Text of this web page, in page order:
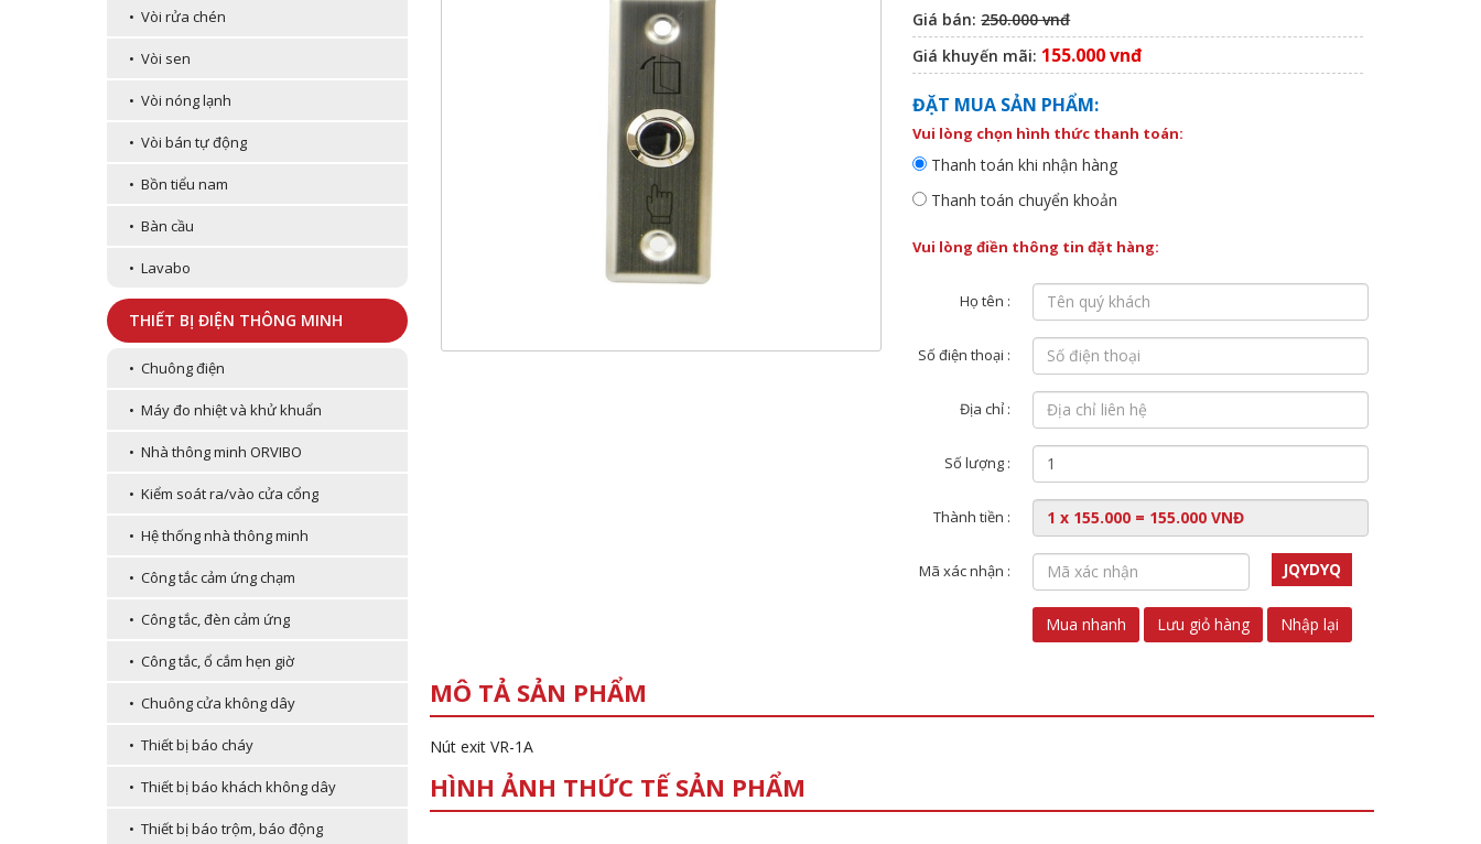
• Vòi rửa chén
• Vòi sen
• Vòi nóng lạnh
• Vòi bán tự động
• Bồn tiểu nam
• Bàn cầu
• Lavabo
THIẾT BỊ ĐIỆN THÔNG MINH
• Chuông điện
• Máy đo nhiệt và khử khuẩn
• Nhà thông minh ORVIBO
• Kiểm soát ra/vào cửa cổng
• Hệ thống nhà thông minh
• Công tắc cảm ứng chạm
• Công tắc, đèn cảm ứng
• Công tắc, ổ cắm hẹn giờ
• Chuông cửa không dây
• Thiết bị báo cháy
• Thiết bị báo khách không dây
• Thiết bị báo trộm, báo động
Giá bán:250.000 vnđ
Giá khuyến mãi: 155.000 vnđ
ĐẶT MUA SẢN PHẨM:
Vui lòng chọn hình thức thanh toán:
Thanh toán khi nhận hàng
Thanh toán chuyển khoản
Vui lòng điền thông tin đặt hàng:
Họ tên :
Số điện thoại :
Địa chỉ :
Số lượng :
Thành tiền :
Mã xác nhận : JQYDYQ
Mua nhanh Lưu giỏ hàng Nhập lại
MÔ TẢ SẢN PHẨM
Nút exit VR-1A
HÌNH ẢNH THỨC TẾ SẢN PHẨM